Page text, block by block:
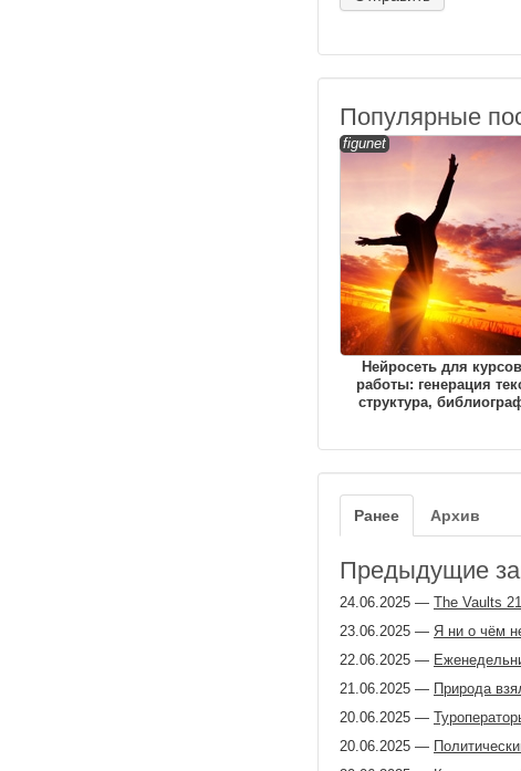
Популярные
figunet
Нейросеть для
работы: генерация
структура,
Ранее Архив
Предыдущие
24.06.2025 — The Vaults
23.06.2025 — Я ни о чём
22.06.2025 —
21.06.2025 — Природа
20.06.2025 —
20.06.2025 —